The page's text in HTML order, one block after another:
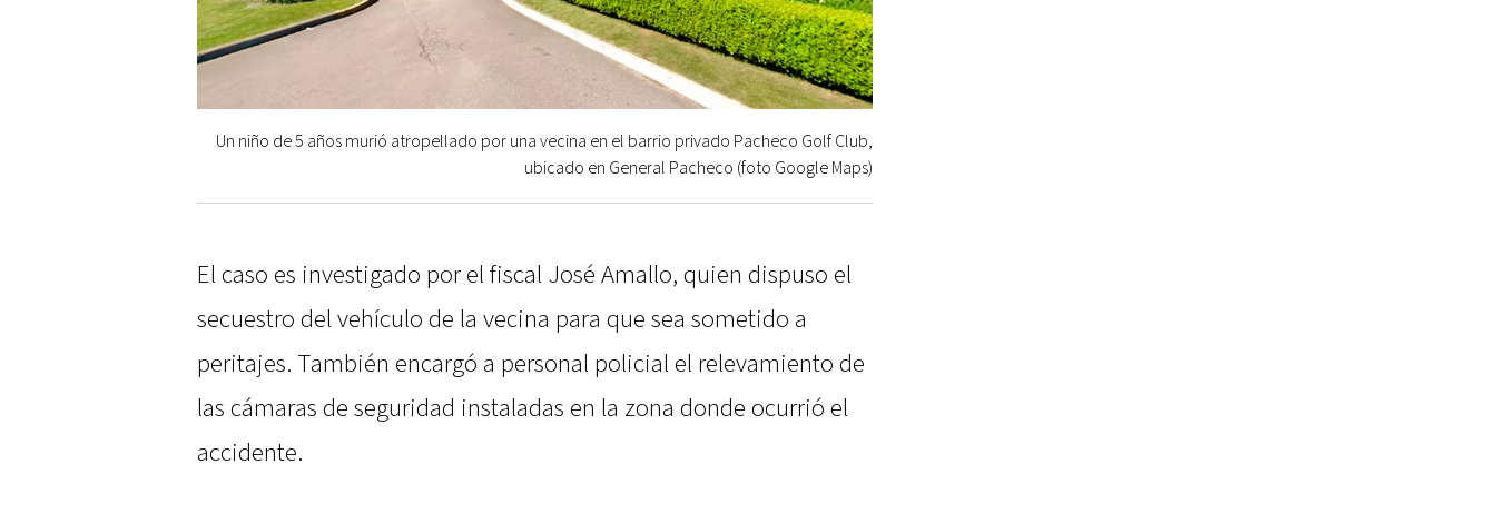
Un niño de 5 años murió atropellado por una vecina en el barrio privado Pacheco Golf Club,
ubicado en General Pacheco (foto Google Maps)
El caso es investigado por el fiscal José Amallo, quien dispuso el
secuestro del vehículo de la vecina para que sea sometido a
peritajes. También encargó a personal policial el relevamiento de
las cámaras de seguridad instaladas en la zona donde ocurrió el
accidente.